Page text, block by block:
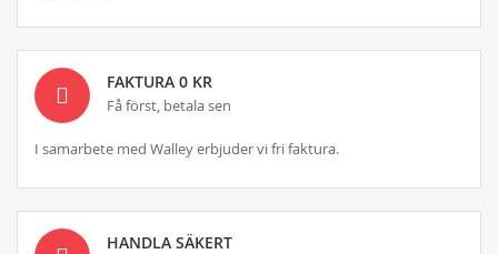
FAKTURA 0 KR
Få först, betala sen
I samarbete med Walley erbjuder vi fri faktura.
HANDLA SÄKERT